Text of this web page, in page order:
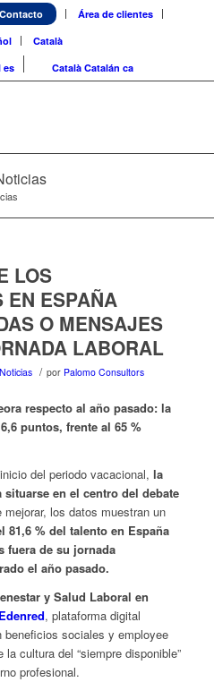
Contacto
Área de clientes
Català
es Català Catalán ca
LOS
EN ESPAÑA
O MENSAJES
LABORAL
Noticias / por Palomo Consultors
respecto al año pasado: la
puntos, frente al 65 %
del periodo vacacional, la
en el centro del debate
los datos muestran un
81,6 % del talento en España
fuera de su jornada
el año pasado.
y Salud Laboral en
Edenred, plataforma digital
sociales y employee
cultura del “siempre disponible”
profesional.